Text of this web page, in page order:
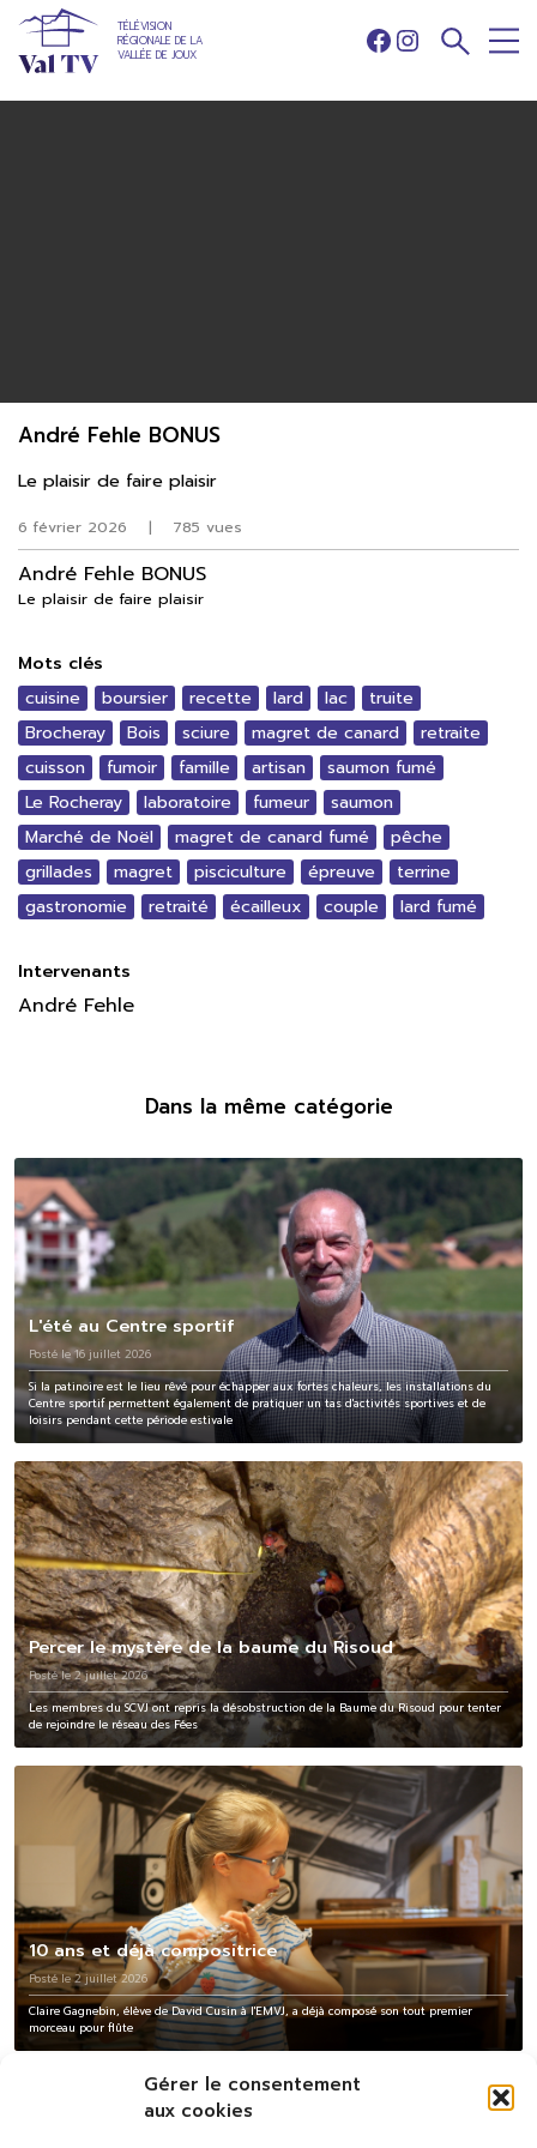
Gérer le consentement
aux cookies
TÉLÉVISION
RÉGIONALE DE LA
VALLÉE DE JOUX
Facebook
Instagram
6 février 2026 | 785 vues
André Fehle BONUS
Le plaisir de faire plaisir
Mots clés
cuisine boursier recette lard lac
truite
Brocheray
Bois sciure magret de canard
retraite
cuisson
fumoir famille artisan
saumon fumé
Le Rocheray
laboratoire fumeur
saumon
Marché de Noël
magret de canard fumé
pêche
grillades
magret pisciculture épreuve
terrine
gastronomie
retraité écailleux couple lard fumé
Intervenants
André Fehle
André Fehle BONUS
Le plaisir de faire plaisir
Dans la même catégorie
L'été au Centre sportif
Posté le 16 juillet 2026
Si la patinoire est le lieu rêvé pour échapper aux fortes chaleurs, les installations du
Centre sportif permettent également de pratiquer un tas d'activités sportives et de
loisirs pendant cette période estivale
Percer le mystère de la baume du Risoud
Posté le 2 juillet 2026
Les membres du SCVJ ont repris la désobstruction de la Baume du Risoud pour tenter
de rejoindre le réseau des Fées
10 ans et déjà compositrice
Posté le 2 juillet 2026
Claire Gagnebin, élève de David Cusin à l'EMVJ, a déjà composé son tout premier
morceau pour flûte